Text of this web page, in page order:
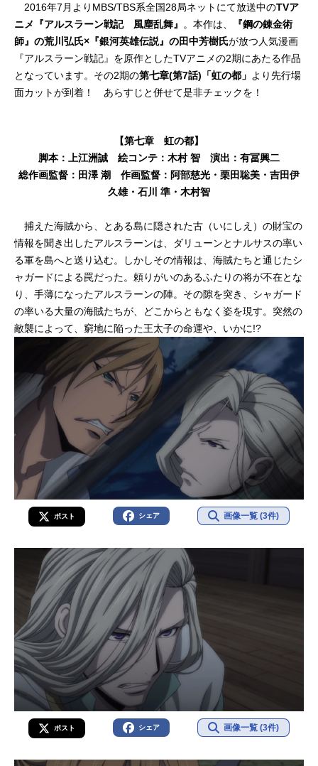
2016年7月よりMBS/TBS系全国28局ネットにて放送中のTVア
ニメ『アルスラーン戦記 風塵乱舞』
。本作は、
『鋼の錬金術
師』の荒川弘氏×『銀河英雄伝説』の田中芳樹氏が放つ人気漫画
『アルスラーン戦記』を原作としたTVアニメの2期にあたる作品
となっています。その2期の第七章(第7話)「虹の都」 より先行場
面カットが到着！ あらすじと併せて是非チェックを！
【第七章 虹の都】
脚本：上江洲誠 絵コンテ：木村 智 演出：有冨興二
総作画監督：田澤 潮 作画監督：阿部慈光・栗田聡美・吉田伊
久雄・石川 準・木村智
捕えた海賊から、とある島に隠された古（いにしえ）の財宝の
情報を聞き出したアルスラーンは、ダリューンとナルサスの率い
る軍を島へと送り込む。しかしその情報は、海賊たちと通じたシ
ャガードによる罠だった。頼りがいのあるふたりの将が不在とな
り、手薄になったアルスラーンの陣。その隙を突き、シャガード
の率いる大量の海賊たちが、どこからともなく姿を現す。突然の
敵襲によって、窮地に陥った王太子の命運や、いかに!?
ポスト シェア 画像一覧 (3件)
ポスト シェア 画像一覧 (3件)